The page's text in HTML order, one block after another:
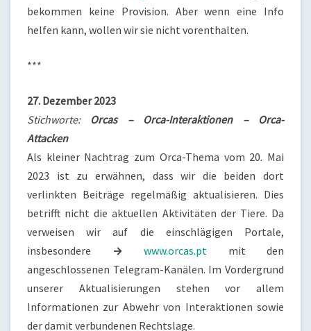
bekommen keine Provision. Aber wenn eine Info
helfen kann, wollen wir sie nicht vorenthalten.
***
27. Dezember 2023
Stichworte: Orcas – Orca-Interaktionen – Orca-
Attacken
Als kleiner Nachtrag zum Orca-Thema vom 20. Mai
2023 ist zu erwähnen, dass wir die beiden dort
verlinkten Beiträge regelmäßig aktualisieren. Dies
betrifft nicht die aktuellen Aktivitäten der Tiere. Da
verweisen wir auf die einschlägigen Portale,
insbesondere
→ www.orcas.pt mit den
angeschlossenen Telegram-Kanälen. Im Vordergrund
unserer Aktualisierungen stehen vor allem
Informationen zur Abwehr von Interaktionen sowie
der damit verbundenen Rechtslage.